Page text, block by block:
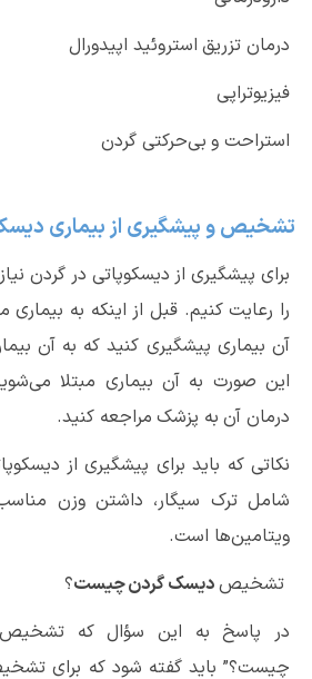
درمان تزریق استروئید اپیدورال
فیزیوتراپی
استراحت و بی‌حرکتی گردن
تشخیص و پیشگیری از بیماری
برای پیشگیری از دیسکوپاتی در گردن
را رعایت کنیم. قبل از اینکه به بیماری
آن بیماری پیشگیری کنید که به آن
این صورت به آن بیماری مبتلا
درمان آن به پزشک مراجعه کنید.
نکاتی که باید برای پیشگیری از
شامل ترک سیگار، داشتن وزن
ویتامین‌ها است.
تشخیصدیسک گردن چیست؟
در پاسخ به این سؤال که
چیست؟” باید گفته شود که برای